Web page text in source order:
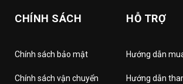
CHÍNH SÁCH
Chính sách bảo mật
Chính sách vận chuyển
HỖ TRỢ
Hướng dẫn
Hướng dẫn